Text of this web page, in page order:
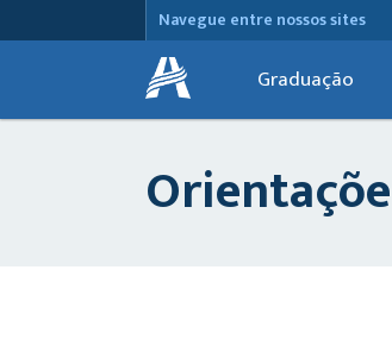
Navegue entre nossos sites
Graduação